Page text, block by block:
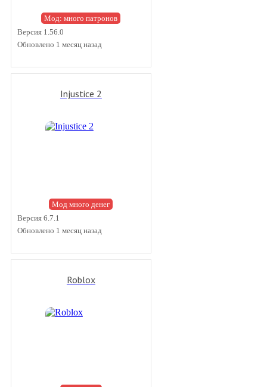
Мод: много патронов
Версия 1.56.0
Обновлено 1 месяц назад
Injustice 2
Мод много денег
Версия 6.7.1
Обновлено 1 месяц назад
Roblox